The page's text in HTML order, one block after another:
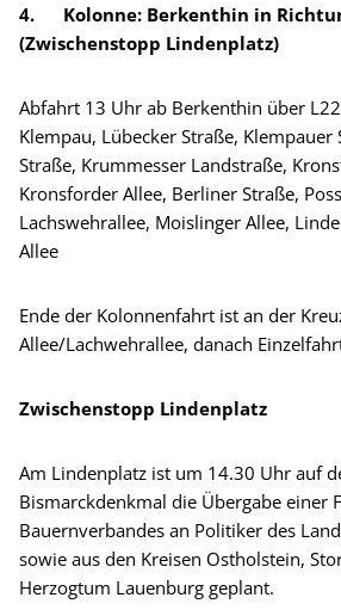
4. Kolonne: Berkenthin in
(Zwischenstopp Lindenplatz)
Abfahrt 13 Uhr ab Berkenthin über
Klempau, Lübecker Straße, Klempauer
Straße, Krummesser Landstraße,
Kronsforder Allee, Berliner Straße,
Lachswehrallee, Moislinger Allee,
Allee
Ende der Kolonnenfahrt ist an der
Allee/Lachwehrallee, danach
Zwischenstopp Lindenplatz
Am Lindenplatz ist um 14.30 Uhr auf
Bismarckdenkmal die Übergabe einer
Bauernverbandes an Politiker des
sowie aus den Kreisen Ostholstein,
Herzogtum Lauenburg geplant.